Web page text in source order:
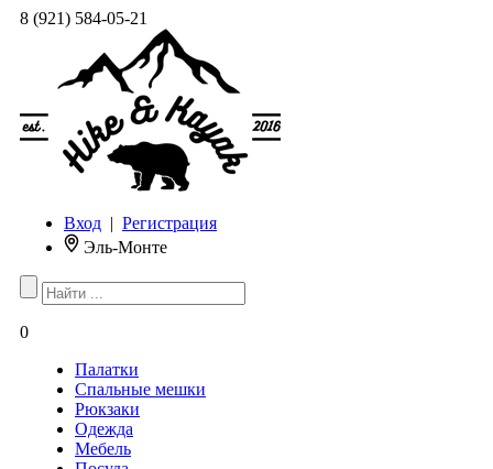
8 (921) 584-05-21
Вход | Регистрация
Эль-Монте
0
Палатки
Спальные мешки
Рюкзаки
Одежда
Мебель